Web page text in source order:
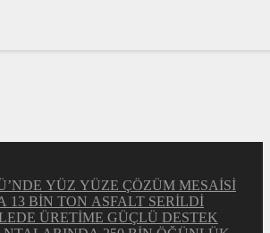
YÜZ YÜZE ÇÖZÜM MESAİSİ
13 BİN TON ASFALT SERİLDİ
ÜRETİME GÜÇLÜ DESTEK